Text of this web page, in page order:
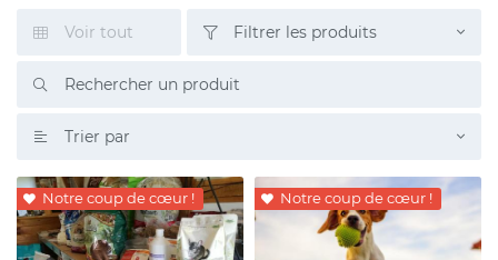
Code Captcha
Rafraîchir le captcha
En cochant cette case, vous consentez à recevoir nos propositions
commerciales à l'adresse email indiqué ci-dessus. Vous pouvez vous désinscrire
à tout moment en utilisantle formulaire de désinscription.
 Voir tout  Filtrer les produits

 Trier par
 Notre coup de cœur !  Notre coup de cœur !